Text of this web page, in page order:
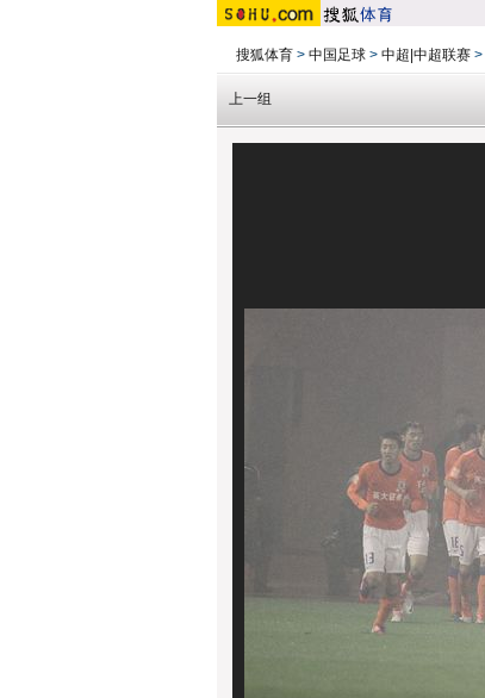
搜狐体育 > 中国足球 > 中超|中超联赛 >
上一组